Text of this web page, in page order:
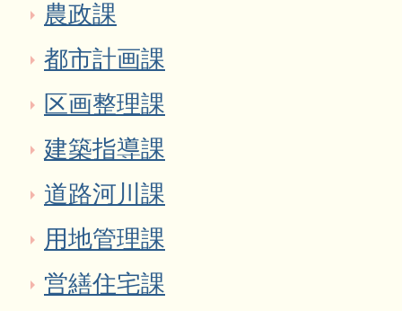
農政課
都市計画課
区画整理課
建築指導課
道路河川課
用地管理課
営繕住宅課